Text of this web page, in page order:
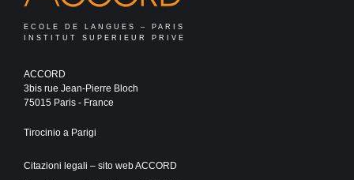
ECOLE DE LANGUES – PARIS
INSTITUT SUPERIEUR PRIVE
ACCORD
3bis rue Jean-Pierre Bloch
75015 Paris - France
Tirocinio a Parigi
Citazioni legali – sito web ACCORD